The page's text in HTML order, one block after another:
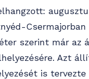
szerint már
Azt
is